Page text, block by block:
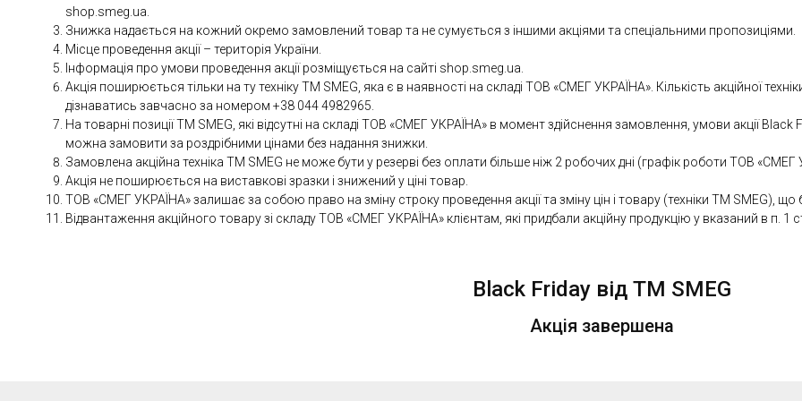
shop.smeg.ua.
Знижка надається на кожний окремо замовлений товар та не сумується з іншими акціями та спеціальними пропозиціями.
Місце проведення акції – територія України.
Інформація про умови проведення акції розміщується на сайті shop.smeg.ua.
Акція поширюється тільки на ту техніку ТМ SMEG, яка є в наявності на складі ТОВ «СМЕГ УКРАЇНА». Кількість акційної
дізнаватись завчасно за номером +38 044 4982965.
На товарні позиції ТМ SMEG, які відсутні на складі ТОВ «СМЕГ УКРАЇНА» в момент здійснення замовлення, умови акції
можна замовити за роздрібними цінами без надання знижки.
Замовлена акційна техніка ТМ SMEG не може бути у резерві без оплати більше ніж 2 робочих дні (графік роботи ТОВ
Акція не поширюється на виставкові зразки і знижений у ціні товар.
ТОВ «СМЕГ УКРАЇНА» залишає за собою право на зміну строку проведення акції та зміну цін і товару (техніки ТМ SMEG), що
Відвантаження акційного товару зі складу ТОВ «СМЕГ УКРАЇНА» клієнтам, які придбали акційну продукцію у вказаний в п. 1
Black Friday від ТМ SMEG
Акція завершена